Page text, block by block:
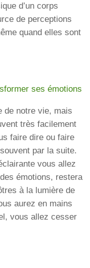
d’un corps
de perceptions
quand elles sont
ses émotions
de notre vie, mais
très facilement
faire dire ou faire
par la suite.
vous allez
émotions, restera
à la lumière de
aurez en mains
vous allez cesser